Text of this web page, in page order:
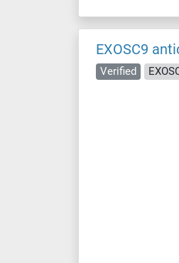
EXOSC9
Verified